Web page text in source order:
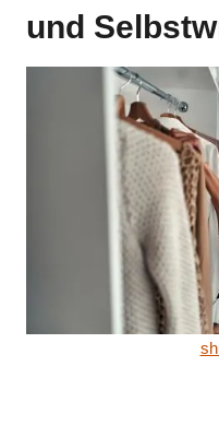
und